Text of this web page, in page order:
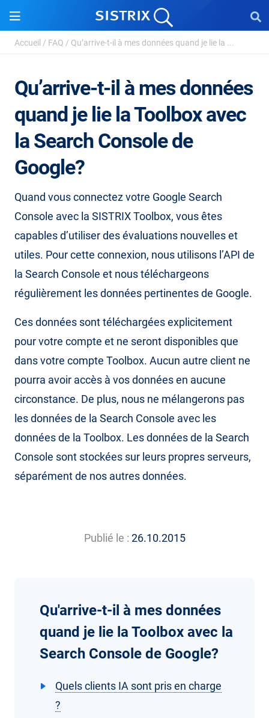
Accueil / FAQ / Qu’arrive-t-il à mes données quand je lie la ...
Qu’arrive-t-il à mes données
quand je lie la Toolbox avec
la Search Console de
Google?
Quand vous connectez votre Google Search
Console avec la SISTRIX Toolbox, vous êtes
capables d’utiliser des évaluations nouvelles et
utiles. Pour cette connexion, nous utilisons l’API de
la Search Console et nous téléchargeons
régulièrement les données pertinentes de Google.
Ces données sont téléchargées explicitement
pour votre compte et ne seront disponibles que
dans votre compte Toolbox. Aucun autre client ne
pourra avoir accès à vos données en aucune
circonstance. De plus, nous ne mélangerons pas
les données de la Search Console avec les
données de la Toolbox. Les données de la Search
Console sont stockées sur leurs propres serveurs,
séparément de nos autres données.
Publié le : 26.10.2015
Qu'arrive-t-il à mes données
quand je lie la Toolbox avec la
Search Console de Google?
Quels clients IA sont pris en charge
?